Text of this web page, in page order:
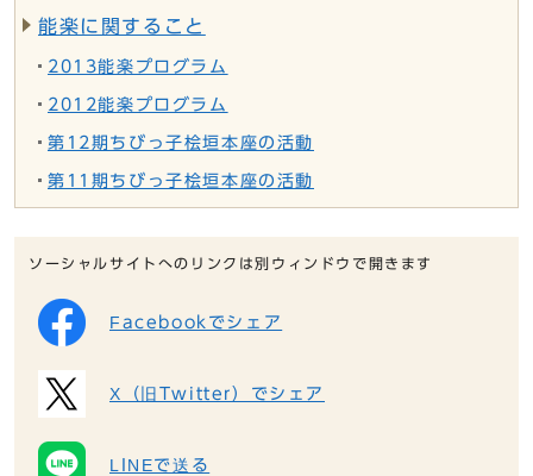
能楽に関すること
2013能楽プログラム
2012能楽プログラム
第12期ちびっ子桧垣本座の活動
第11期ちびっ子桧垣本座の活動
ソーシャルサイトへのリンクは別ウィンドウで開きます
Facebookでシェア
X（旧Twitter）でシェア
LINEで送る